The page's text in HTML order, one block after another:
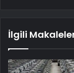
İlgili